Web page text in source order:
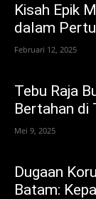
Kisah Epik
dalam
Februari 12, 2025
Tebu Raja
Bertahan di
Mei 9, 2025
Dugaan
Batam: